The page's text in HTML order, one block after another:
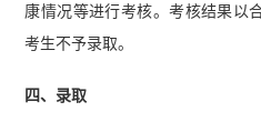
康情况等进行考核。考核结果以
考生不予录取。
四、录取